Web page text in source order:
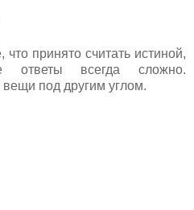
принято считать истиной,
ответы всегда сложно.
вещи под другим углом.